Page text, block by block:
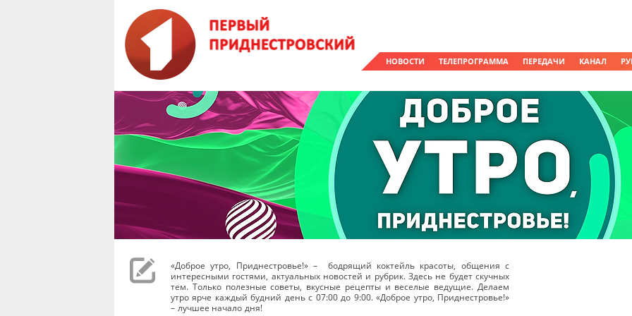
НОВОСТИ ТЕЛЕПРОГРАММА ПЕРЕДАЧИ КАНАЛ
«Доброе утро, Приднестровье!» – бодрящий коктейль красоты, общения с
интересными гостями, актуальных новостей и рубрик. Здесь не будет скучных
тем. Только полезные советы, вкусные рецепты и веселые ведущие. Делаем
утро ярче каждый будний день с 07:00 до 9:00. «Доброе утро, Приднестровье!»
– лучшее начало дня!